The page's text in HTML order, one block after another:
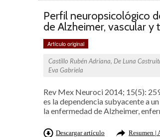
Perfil neuropsicológico
de Alzheimer, vascular
Artículo original
Castillo Rubén Adriana, De Luna
Eva Gabriela
Rev Mex Neuroci 2014; 15(5):
es la dependencia subyacente a
la enfermedad de Alzheimer,
Descargar artículo Resumen |